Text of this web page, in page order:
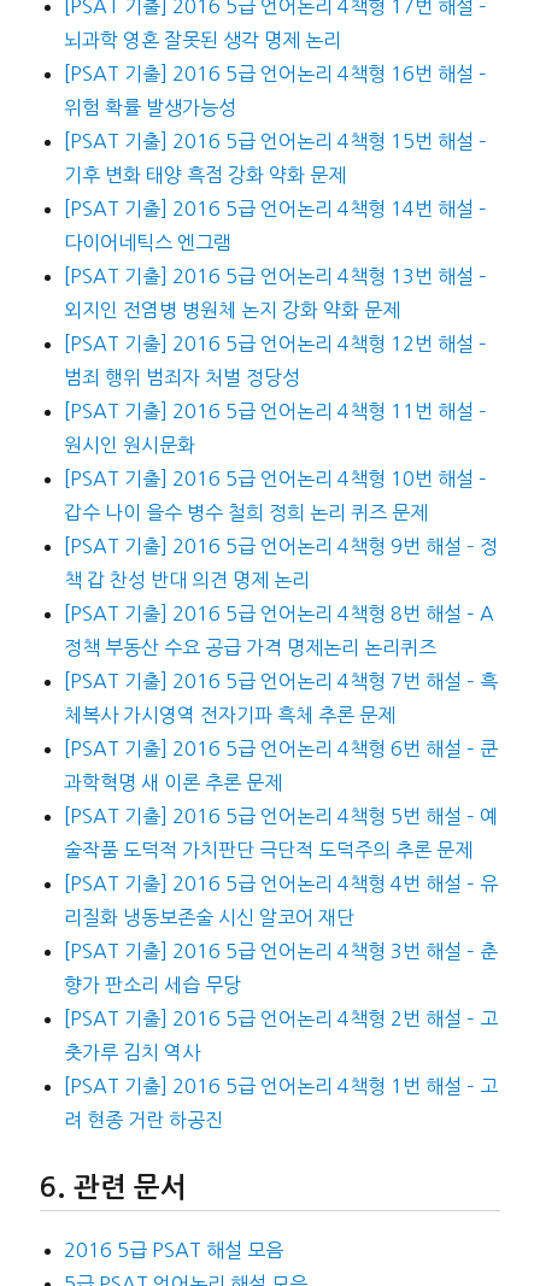
[PSAT 기출] 2016 5급 언어논리 4책형 17번 해설 –
뇌과학 영혼 잘못된 생각 명제 논리
[PSAT 기출] 2016 5급 언어논리 4책형 16번 해설 –
위험 확률 발생가능성
[PSAT 기출] 2016 5급 언어논리 4책형 15번 해설 –
기후 변화 태양 흑점 강화 약화 문제
[PSAT 기출] 2016 5급 언어논리 4책형 14번 해설 –
다이어네틱스 엔그램
[PSAT 기출] 2016 5급 언어논리 4책형 13번 해설 –
외지인 전염병 병원체 논지 강화 약화 문제
[PSAT 기출] 2016 5급 언어논리 4책형 12번 해설 –
범죄 행위 범죄자 처벌 정당성
[PSAT 기출] 2016 5급 언어논리 4책형 11번 해설 –
원시인 원시문화
[PSAT 기출] 2016 5급 언어논리 4책형 10번 해설 –
갑수 나이 을수 병수 철희 정희 논리 퀴즈 문제
[PSAT 기출] 2016 5급 언어논리 4책형 9번 해설 – 정
책 갑 찬성 반대 의견 명제 논리
[PSAT 기출] 2016 5급 언어논리 4책형 8번 해설 – A
정책 부동산 수요 공급 가격 명제논리 논리퀴즈
[PSAT 기출] 2016 5급 언어논리 4책형 7번 해설 – 흑
체복사 가시영역 전자기파 흑체 추론 문제
[PSAT 기출] 2016 5급 언어논리 4책형 6번 해설 – 쿤
과학혁명 새 이론 추론 문제
[PSAT 기출] 2016 5급 언어논리 4책형 5번 해설 – 예
술작품 도덕적 가치판단 극단적 도덕주의 추론 문제
[PSAT 기출] 2016 5급 언어논리 4책형 4번 해설 – 유
리질화 냉동보존술 시신 알코어 재단
[PSAT 기출] 2016 5급 언어논리 4책형 3번 해설 – 춘
향가 판소리 세습 무당
[PSAT 기출] 2016 5급 언어논리 4책형 2번 해설 – 고
춧가루 김치 역사
[PSAT 기출] 2016 5급 언어논리 4책형 1번 해설 – 고
려 현종 거란 하공진
관련 문서
2016 5급 PSAT 해설 모음